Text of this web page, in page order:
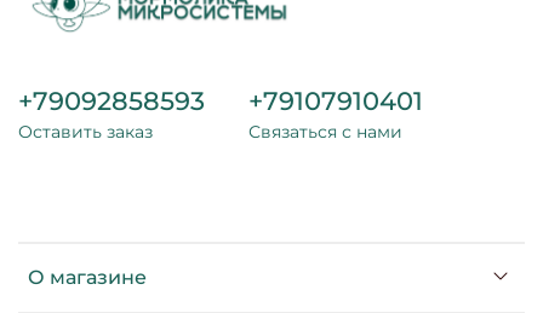
О магазине
+79092858593
Оставить заказ
+79107910401
Связаться с нами